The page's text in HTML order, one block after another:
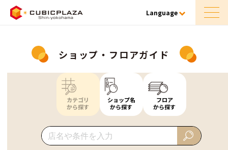
Language
ショップ・フロアガイド
カテゴリ
から探す
ショップ名
から探す
フロア
から探す